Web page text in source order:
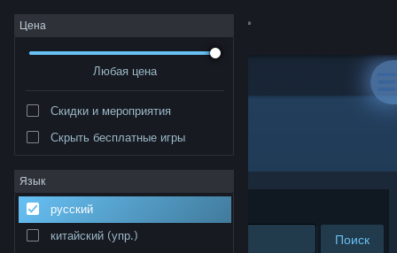
Войти
Сообщество
Информация
Поддержка
Цена
Любая цена
Скидки и мероприятия
Скрыть бесплатные игры
Язык
русский
китайский (упр.)
Разработчик: HCGstudio
Сортировать по
Поиск